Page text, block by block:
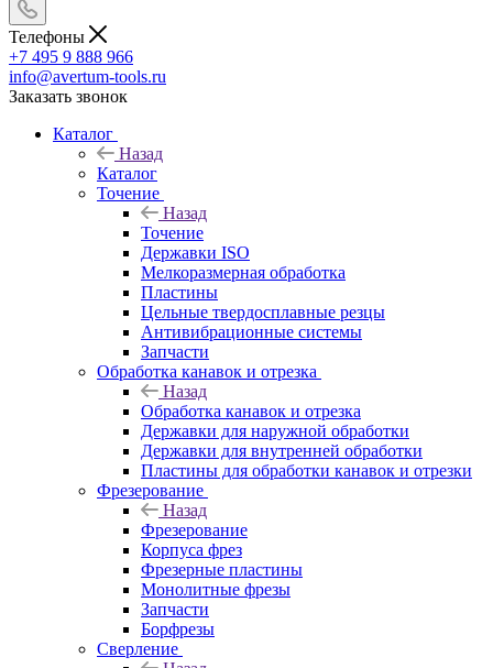
Телефоны
+7 495 9 888 966
info@avertum-tools.ru
Заказать звонок
Каталог
Назад
Каталог
Точение
Назад
Точение
Державки ISO
Мелкоразмерная обработка
Пластины
Цельные твердосплавные резцы
Антивибрационные системы
Запчасти
Обработка канавок и отрезка
Назад
Обработка канавок и отрезка
Державки для наружной обработки
Державки для внутренней обработки
Пластины для обработки канавок и отрезки
Фрезерование
Назад
Фрезерование
Корпуса фрез
Фрезерные пластины
Монолитные фрезы
Запчасти
Борфрезы
Сверление